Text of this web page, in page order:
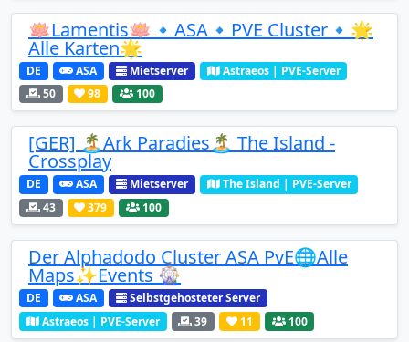
🪷Lamentis🪷🔹️ASA🔹PVE Cluster🔹🌟
Alle Karten🌟
DE ASA Mietserver
Astraeos | PVE-Server
50
98 100
[GER] 🏝️Ark Paradies🏝️ The Island -
Crossplay
DE ASA Mietserver
The Island | PVE-Server
43
379 100
Der Alphadodo Cluster ASA PvE🌐Alle
Maps✨Events 🎡
DE ASA
Selbstgehosteter Server
Astraeos | PVE-Server
39 11 100